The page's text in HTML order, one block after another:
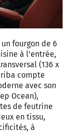
fourgon de 6
à l’entrée,
(136 x
compte
avec son
Ocean),
de feutrine
en tissu,
à